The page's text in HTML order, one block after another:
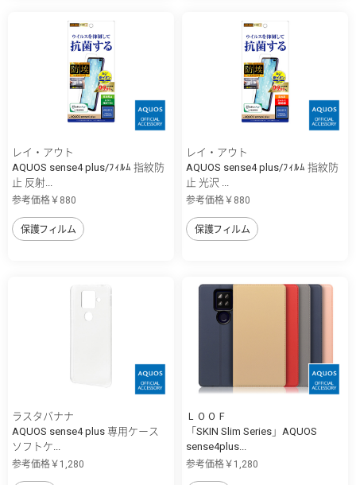
レイ・アウト
AQUOS sense4 plus/ﾌｨﾙﾑ 指紋防
止 反射...
参考価格￥880
保護フィルム
レイ・アウト
AQUOS sense4 plus/ﾌｨﾙﾑ 指紋防
止 光沢 ...
参考価格￥880
保護フィルム
ラスタバナナ
AQUOS sense4 plus 専用ケース
ソフトケ...
参考価格￥1,280
ＬＯＯＦ
「SKIN Slim Series」AQUOS
sense4plus...
参考価格￥1,280